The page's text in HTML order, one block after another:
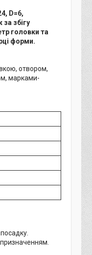
D=6,
збігу
головки та
форми.
отвором,
марками-